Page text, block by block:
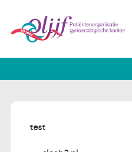
Gynaecologische
Leven met/na kanker
test
test